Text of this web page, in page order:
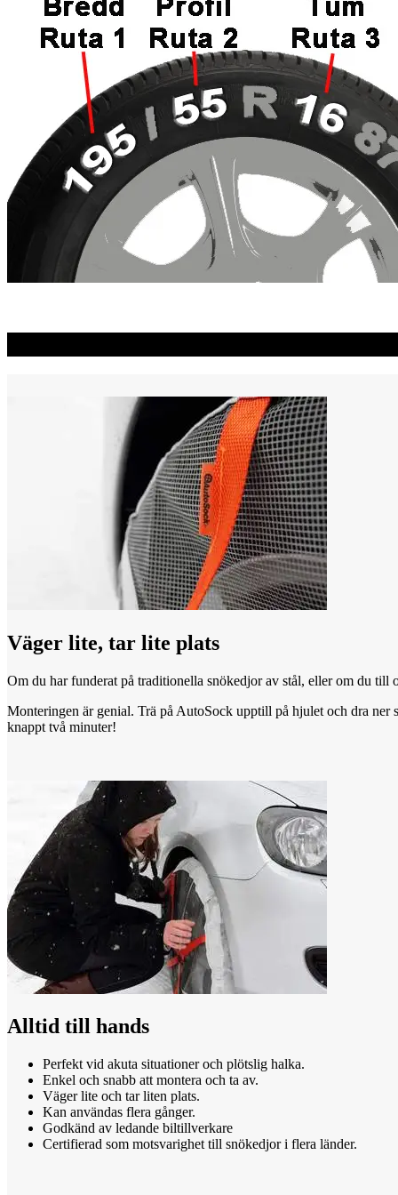
Väger lite, tar lite plats
Om du har funderat på traditionella snökedjor av stål, eller om du till
Monteringen är genial. Trä på AutoSock upptill på hjulet och dra ner
knappt två minuter!
Alltid till hands
Perfekt vid akuta situationer och plötslig halka.
Enkel och snabb att montera och ta av.
Väger lite och tar liten plats.
Kan användas flera gånger.
Godkänd av ledande biltillverkare
Certifierad som motsvarighet till snökedjor i flera länder.